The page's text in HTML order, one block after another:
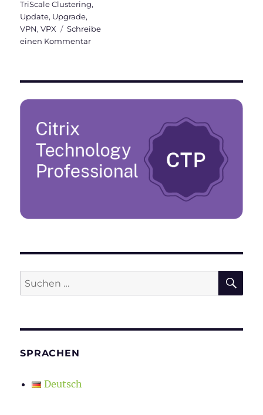
TriScale Clustering,
Update, Upgrade,
VPN,VPX
Schreibe
einen Kommentarzu
Grundlagen
Suchen
nach:
SPRACHEN
Deutsch